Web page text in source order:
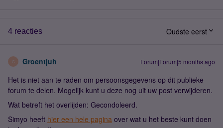
4 reacties Oudste eerst
G Groentjuh Forum|Forum|5 months ago
Het is niet aan te raden om persoonsgegevens op dit publieke
forum te delen. Mogelijk kunt u deze nog uit uw post verwijderen.
Wat betreft het overlijden: Gecondoleerd.
Simyo heeft hier een hele pagina over wat u het beste kunt doen